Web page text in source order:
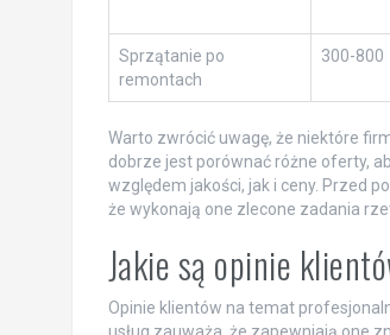
Sprzątanie po
remontach
300-800
Warto zwrócić uwagę, że niektóre
dobrze jest porównać różne oferty,
względem jakości, jak i ceny. Przed
że wykonają one zlecone zadania
Jakie są opinie
Opinie klientów na temat